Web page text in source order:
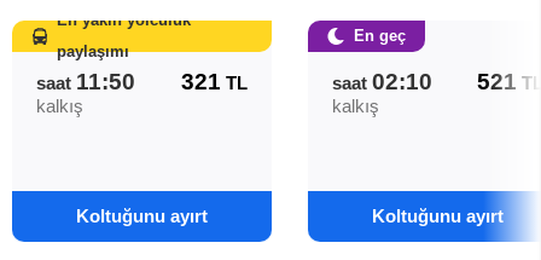
saat 11:50 321 TL
kalkış
Koltuğunu ayırt
En yakın yolculuk
paylaşımı
saat 02:10 521
kalkış
Koltuğunu ayırt
En geç